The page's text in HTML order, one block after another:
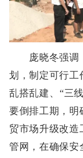
庞晓冬强调，
划，制定可行工
乱搭乱建、“三
要倒排工期，明
贸市场升级改造
管网，在确保安